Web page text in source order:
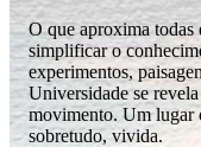
O que aproxima todas
simplificar o
experimentos,
Universidade se
movimento. Um lugar
sobretudo, vivida.